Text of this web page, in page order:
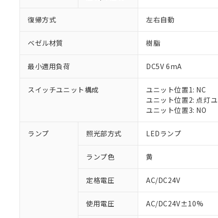
復帰方式 左右自動
ベゼル材質 樹脂
最小適用負荷 DC5V 6mA
スイッチユニット構成
ユニット位置1: NC
ユニット位置2: 点灯
ユニット位置3: NO
ランプ 照光部方式 LEDランプ
ランプ色 黄
定格電圧 AC/DC24V
使用電圧 AC/DC24V±10%
※1 対応状況